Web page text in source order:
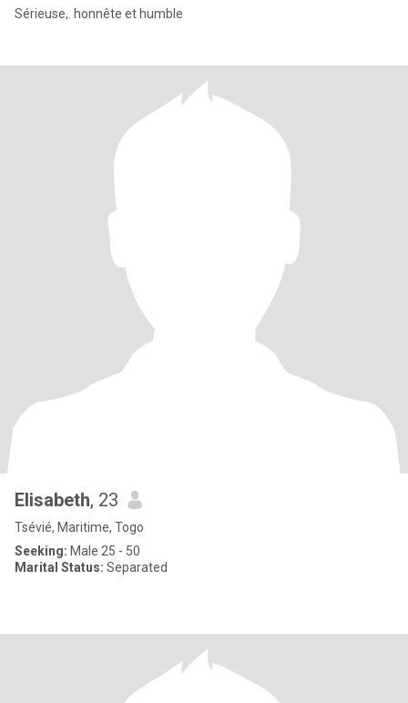
Sérieuse,. honnête et humble
Elisabeth, 23
Tsévié, Maritime, Togo
Seeking: Male 25 - 50
Marital Status: Separated